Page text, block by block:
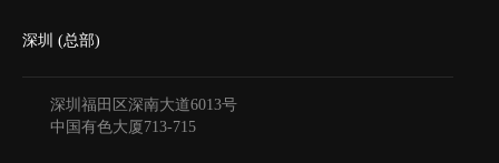
深圳 (总部)
深圳福田区深南大道6013号
中国有色大厦713-715